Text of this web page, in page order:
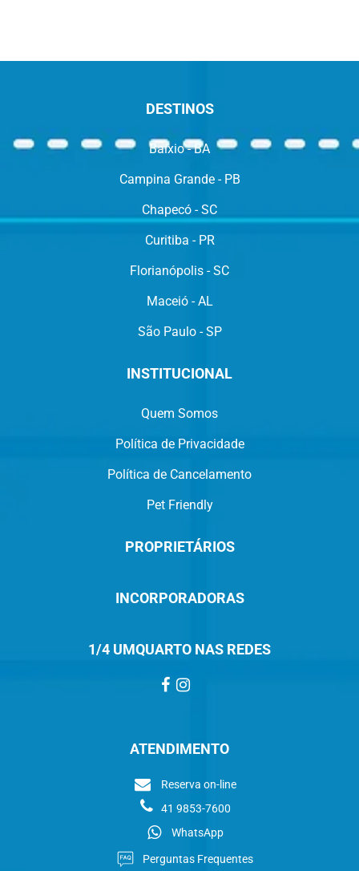
DESTINOS
Baixio - BA
Campina Grande - PB
Chapecó - SC
Curitiba - PR
Florianópolis - SC
Maceió - AL
São Paulo - SP
INSTITUCIONAL
Quem Somos
Política de Privacidade
Política de Cancelamento
Pet Friendly
PROPRIETÁRIOS
INCORPORADORAS
1/4 UMQUARTO NAS REDES
ATENDIMENTO
Reserva on-line
41 9853-7600
WhatsApp
Perguntas Frequentes